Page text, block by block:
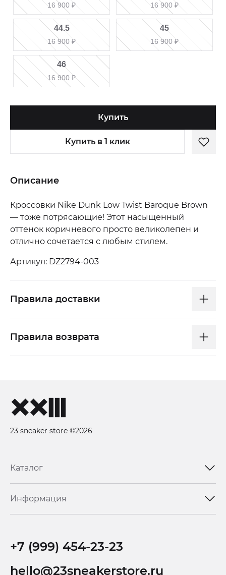
16 900 ₽ 16 900 ₽
44.5
16 900 ₽
45
16 900 ₽
46
16 900 ₽
Купить
Купить в 1 клик
Описание
Кроссовки Nike Dunk Low Twist Baroque Brown
— тоже потрясающие! Этот насыщенный
оттенок коричневого просто великолепен и
отлично сочетается с любым стилем.
Артикул: DZ2794-003
Правила доставки
Правила возврата
23 sneaker store ©2026
Каталог
Информация
+7 (999) 454-23-23
hello@23sneakerstore.ru